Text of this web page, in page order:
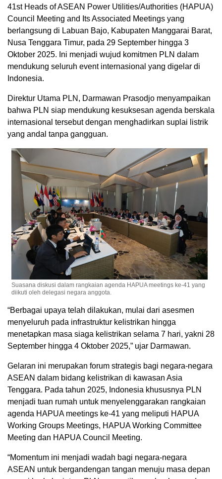
41st Heads of ASEAN Power Utilities/Authorities (HAPUA)
Council Meeting and Its Associated Meetings yang
berlangsung di Labuan Bajo, Kabupaten Manggarai Barat,
Nusa Tenggara Timur, pada 29 September hingga 3
Oktober 2025. Ini menjadi wujud komitmen PLN dalam
mendukung seluruh event internasional yang digelar di
Indonesia.
Direktur Utama PLN, Darmawan Prasodjo menyampaikan
bahwa PLN siap mendukung kesuksesan agenda berskala
internasional tersebut dengan menghadirkan suplai listrik
yang andal tanpa gangguan.
Suasana diskusi dalam rangkaian agenda HAPUA meetings ke-41 yang
diikuti oleh delegasi negara anggota.
“Berbagai upaya telah dilakukan, mulai dari asesmen
menyeluruh pada infrastruktur kelistrikan hingga
menetapkan masa siaga kelistrikan selama 7 hari, yakni 28
September hingga 4 Oktober 2025,” ujar Darmawan.
Gelaran ini merupakan forum strategis bagi negara-negara
ASEAN dalam bidang kelistrikan di kawasan Asia
Tenggara. Pada tahun 2025, Indonesia khususnya PLN
menjadi tuan rumah untuk menyelenggarakan rangkaian
agenda HAPUA meetings ke-41 yang meliputi HAPUA
Working Groups Meetings, HAPUA Working Committee
Meeting dan HAPUA Council Meeting.
“Momentum ini menjadi wadah bagi negara-negara
ASEAN untuk bergandengan tangan menuju masa depan